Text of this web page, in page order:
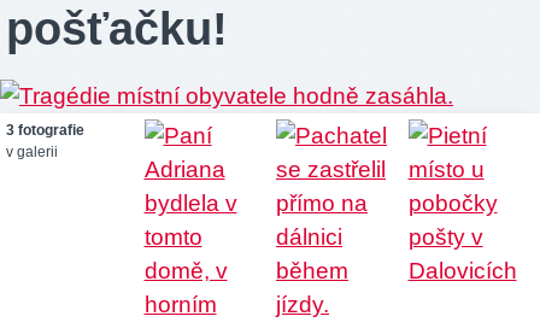
pošťačku!
3 fotografie
v galerii